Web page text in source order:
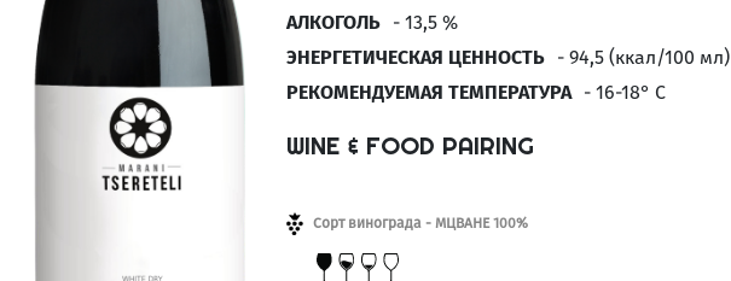
АЛКОГОЛЬ - 13,5 %
ЭНЕРГЕТИЧЕСКАЯ ЦЕННОСТЬ - 94,5 (ккал/100 мл)
РЕКОМЕНДУЕМАЯ ТЕМПЕРАТУРА - 16-18° С
WINE & FOOD PAIRING
Сорт винограда - МЦВАНЕ 100%